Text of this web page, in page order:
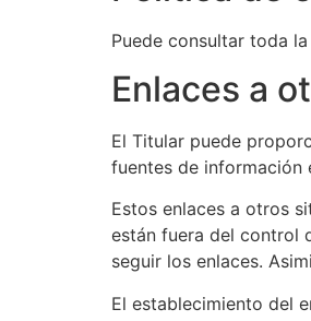
Puede consultar toda
Enlaces a
El Titular puede
fuentes de información
Estos enlaces a otros
están fuera del control
seguir los enlaces.
El establecimiento del